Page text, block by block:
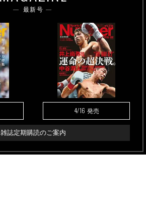
最新号
4/16 発売
雑誌定期購読のご案内